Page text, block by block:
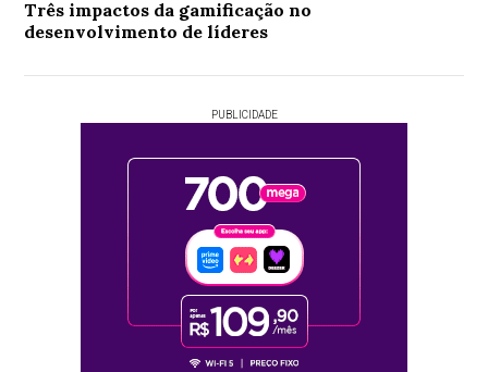
Três impactos da gamificação no
desenvolvimento de líderes
PUBLICIDADE